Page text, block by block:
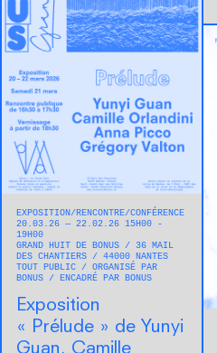
EXPOSITION
RENCONTRE/CONFÉRENCE
20.03.26 — 22.02.26 15H00 -
19H00
GRAND HUIT DE BONUS
36 MAIL
DES CHANTIERS
44000 NANTES
TOUT PUBLIC
ORGANISÉ PAR
BONUS
ENCADRÉ PAR BONUS
Exposition
« Prélude » de Yunyi
Guan, Camille